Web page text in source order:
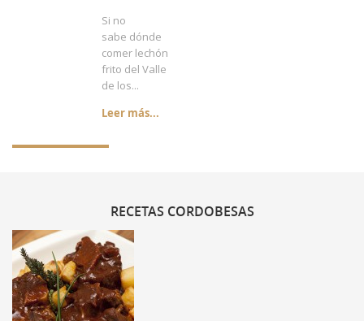
Si no
sabe dónde
comer lechón
frito del Valle
de los...
Leer más...
RECETAS CORDOBESAS